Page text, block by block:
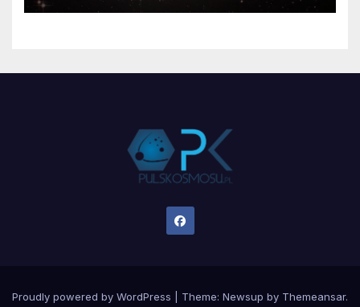
Proudly powered by WordPress Theme: Newsup by Themeansar.